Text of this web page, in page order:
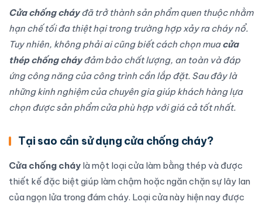
Cửa chống cháyđã trở thành sản phẩm quen thuộc nhằm
hạn chế tối đa thiệt hại trong trường hợp xảy ra cháy nổ.
Tuy nhiên, không phải ai cũng biết cách chọn muacửa
thép chống cháyđảm bảo chất lượng, an toàn và đáp
ứng công năng của công trình cần lắp đặt. Sau đây là
những kinh nghiệm của chuyên gia giúp khách hàng lựa
chọn được sản phẩm cửa phù hợp với giá cả tốt nhất.
Tại sao cần sử dụng cửa chống cháy?
Cửa chống cháy là một loại cửa làm bằng thép và được
thiết kế đặc biệt giúp làm chậm hoặc ngăn chặn sự lây lan
của ngọn lửa trong đám cháy. Loại cửa này hiện nay được